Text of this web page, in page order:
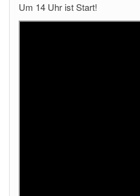
Um 14 Uhr ist Start!